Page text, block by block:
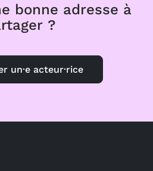
bonne adresse à
?
un·e acteur·rice